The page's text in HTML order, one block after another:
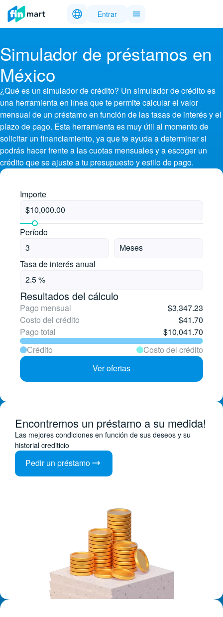
Entrar
Simulador de préstamos en
México
¿Qué es un simulador de crédito? Un simulador de crédito es
una herramienta en línea que te permite calcular el valor
mensual de un préstamo en función de las tasas de interés y el
plazo de pago. Esta herramienta es muy útil al momento de
solicitar un financiamiento, ya que te ayuda a determinar si
podrás hacer frente a las cuotas mensuales y a escoger un
crédito que se ajuste a tu presupuesto y estilo de pago.
Importe
Período
Tasa de interés anual
Resultados del cálculo
Pago mensual
$3,347.23
Costo del crédito
$41.70
Pago total
$10,041.70
Сrédito
Costo del crédito
Ver ofertas
Encontremos un préstamo a su medida!
Las mejores condiciones en función de sus deseos y su
historial crediticio
Pedir un préstamo